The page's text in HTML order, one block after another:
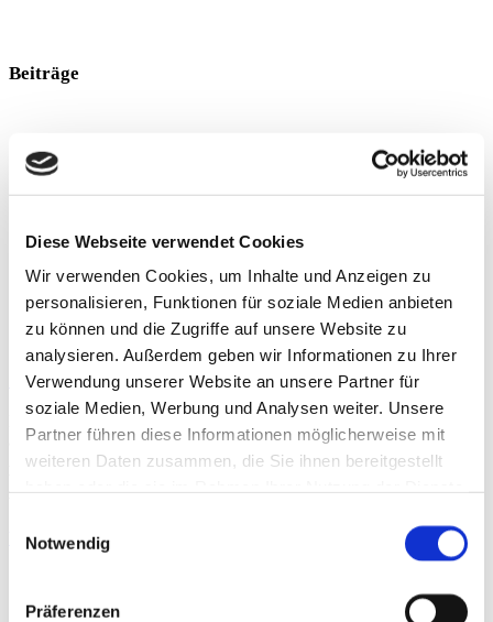
Diese Webseite verwendet Cookies
Wir verwenden Cookies, um Inhalte und Anzeigen zu
personalisieren, Funktionen für soziale Medien anbieten
zu können und die Zugriffe auf unsere Website zu
analysieren. Außerdem geben wir Informationen zu Ihrer
Verwendung unserer Website an unsere Partner für
soziale Medien, Werbung und Analysen weiter. Unsere
Partner führen diese Informationen möglicherweise mit
weiteren Daten zusammen, die Sie ihnen bereitgestellt
Notwendig
Präferenzen
Beiträge
Zurück an die Weltspitze
Die DFB-Akademie im Herzen Frankfurts ist Umsetzungsmotor für
alle DFB-Nationalmannschaften, Netzwerk- und
Austauschplattform, Innovationstreiber sowie Fort- und
Weiterlesen »